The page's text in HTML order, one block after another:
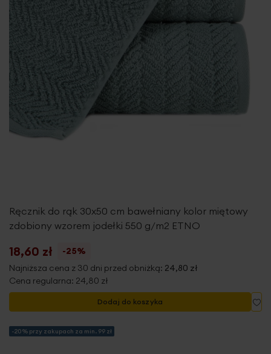
Ręcznik do rąk 30x50 cm bawełniany kolor miętowy
zdobiony wzorem jodełki 550 g/m2 ETNO
18,60 zł
-25%
Najniższa cena z 30 dni przed obniżką: 24,80 zł
Cena regularna: 24,80 zł
Dodaj do koszyka
-20% przy zakupach za min. 99 zł